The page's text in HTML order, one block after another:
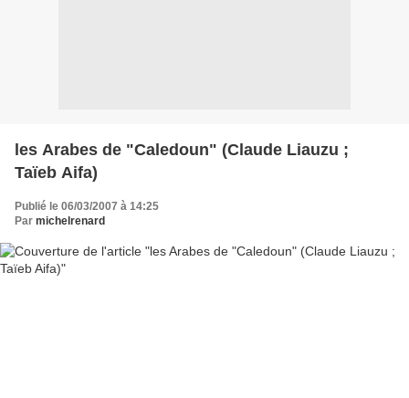
les Arabes de "Caledoun" (Claude Liauzu ;
Taïeb Aifa)
Publié le 06/03/2007 à 14:25
Par michelrenard